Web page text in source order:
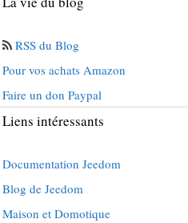
RSS du Blog
Pour vos achats Amazon
Faire un don Paypal
Liens intéressants
Documentation Jeedom
Blog de Jeedom
Maison et Domotique